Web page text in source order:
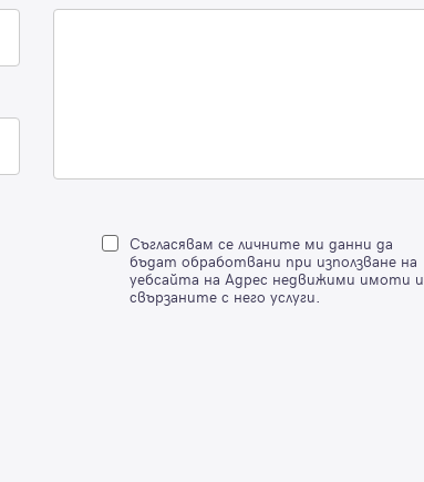
Съгласявам се личните ми данни да
бъдат обработвани при използване на
уебсайта на Адрес недвижими имоти и
свързаните с него услуги.
ви! Очаквайте скоро да се свържем с вас!
Продължи с Google
Вход с имейл